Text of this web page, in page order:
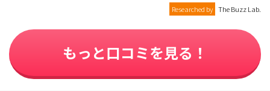
Researched by The Buzz Lab.
もっと口コミを見る！